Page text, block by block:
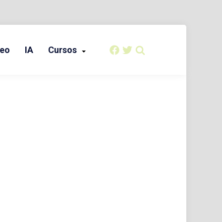
IA Cursos